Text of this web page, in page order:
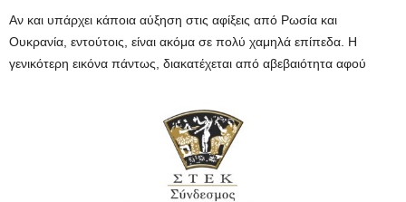
Αν και υπάρχει κάποια αύξηση στις αφίξεις από Ρωσία και
Ουκρανία, εντούτοις, είναι ακόμα σε πολύ χαμηλά επίπεδα. Η
γενικότερη εικόνα πάντως, διακατέχεται από αβεβαιότητα αφού